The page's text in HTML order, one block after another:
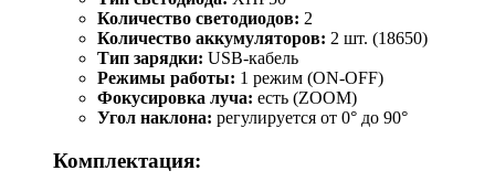
Количество светодиодов: 2
Количество аккумуляторов: 2 шт. (18650)
Тип зарядки: USB-кабель
Режимы работы: 1 режим (ON-OFF)
Фокусировка луча: есть (ZOOM)
Угол наклона: регулируется от 0° до 90°
Комплектация: